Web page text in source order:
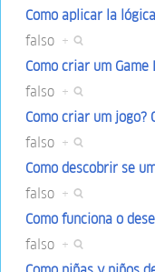
Como aplicar la
falso +
Como criar um Game
falso +
Como criar um jogo?
falso +
Como descobrir se
falso +
Como funciona o
falso +